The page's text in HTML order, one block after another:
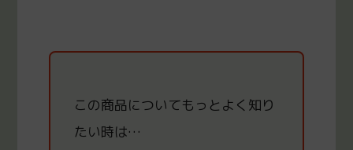
この商品についてもっと よく知り
たい時は…